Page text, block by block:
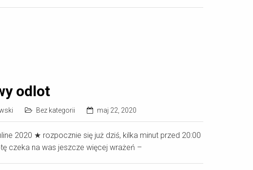
odlot
Bez kategorii maj 22, 2020
2020 ★ rozpocznie się już dziś, kilka minut przed 20:00
czeka na was jeszcze więcej wrażeń –